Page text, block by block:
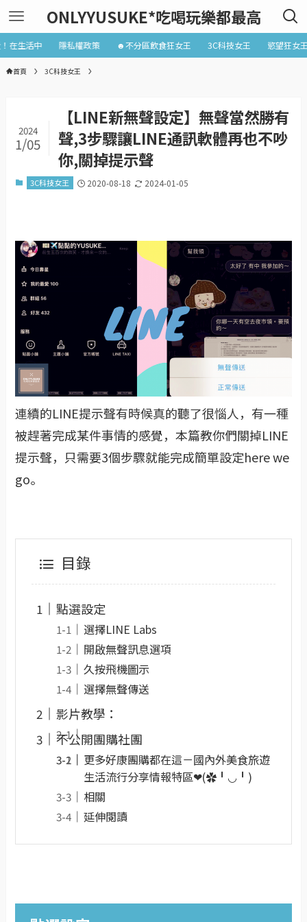
ONLYYUSUKE*吃喝玩樂都最高
在生活中 隱私權政策 ☻不分區飲食狂女王 3C科技女王 慾望狂女
首頁 3C科技女王
【LINE新無聲設定】無聲當然勝有
聲,3步驟讓LINE通訊軟體再也不吵
你,關掉提示聲
2024
1/05
3C科技女王 2020-08-18 2024-01-05
連續的LINE提示聲有時候真的聽了很惱人，有一種
被趕著完成某件事情的感覺，本篇教你們關掉LINE
提示聲，只需要3個步驟就能完成簡單設定here we
go。
目錄
點選設定
選擇LINE Labs
開啟無聲訊息選項
久按飛機圖示
選擇無聲傳送
影片教學：
不公開團購社團
更多好康團購都在這－國內外美食旅遊
生活流行分享情報特區❤(✿╹◡╹)
相關
延伸閱讀